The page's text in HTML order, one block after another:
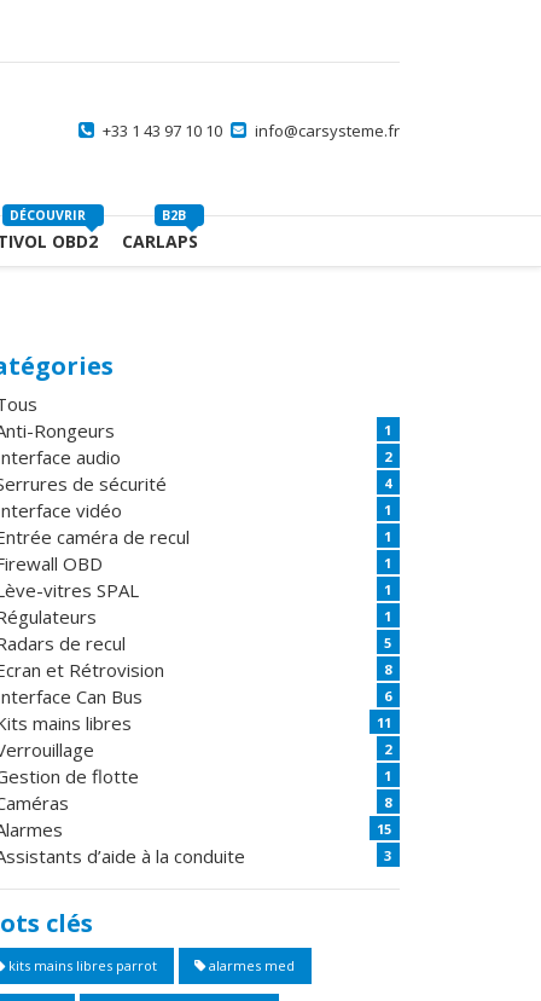
+33 1 43 97 10 10 info@carsysteme.fr
DÉCOUVRIR
OBD2
B2B
CARLAPS
Rongeurs
1
audio 2
de sécurité 4
vidéo 1
caméra de recul 1
OBD 1
vitres SPAL 1
1
de recul 5
et Rétrovision 8
Can Bus 6
mains libres 11
2
de flotte 1
8
15
d’aide à la conduite 3
clés
kits mains libres parrot alarmes med